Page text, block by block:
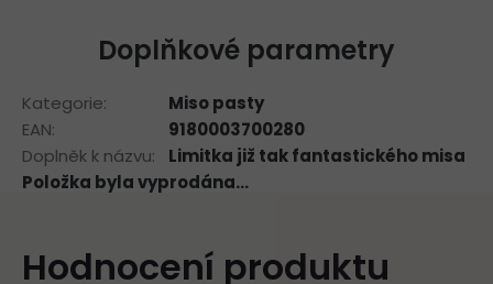
Doplňkové parametry
Kategorie:
Miso pasty
EAN:
9180003700280
Doplněk k názvu:
Limitka již tak fantastického misa
Položka byla vyprodána…
Hodnocení produktu